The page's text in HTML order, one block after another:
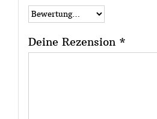
Deine Rezension *